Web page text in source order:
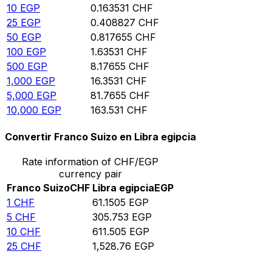
10 EGP 0.163531 CHF
25 EGP 0.408827 CHF
50 EGP 0.817655 CHF
100 EGP 1.63531 CHF
500 EGP 8.17655 CHF
1,000 EGP 16.3531 CHF
5,000 EGP 81.7655 CHF
10,000 EGP 163.531 CHF
Convertir Franco Suizo en Libra egipcia
Rate information of CHF/EGP
currency pair
Franco SuizoCHF Libra egipciaEGP
1 CHF 61.1505 EGP
5 CHF 305.753 EGP
10 CHF 611.505 EGP
25 CHF 1,528.76 EGP